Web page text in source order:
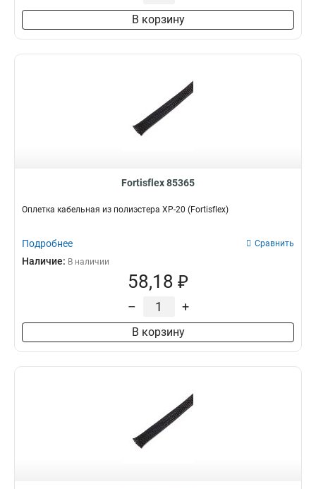
В корзину
Fortisflex 85365
Оплетка кабельная из полиэстера XP-20 (Fortisflex)
Подробнее Сравнить
Наличие: В наличии
58,18 ₽
– +
В корзину